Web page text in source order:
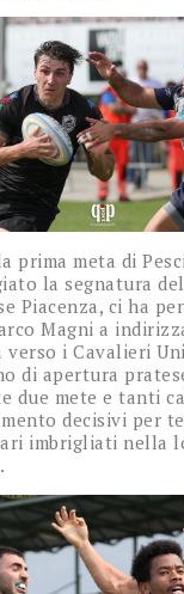
prima meta di
la segnatura
Piacenza, ci ha
Magni a
i Cavalieri
di apertura
due mete e tanti
decisivi per
imbrigliati nella